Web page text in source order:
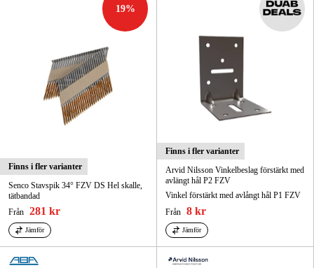
19%
Finns i fler varianter
Senco Stavspik 34° FZV DS Hel skalle,
tätbandad
Från 281 kr
Jämför
Finns i fler varianter
Arvid Nilsson Vinkelbeslag förstärkt med
avlängt hål P2 FZV
Vinkel förstärkt med avlångt hål P1 FZV
Från 8 kr
Jämför